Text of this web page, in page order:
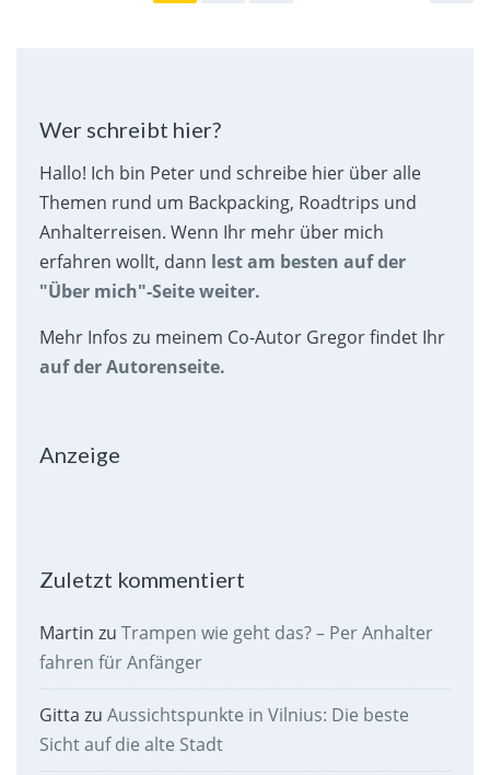
Wer schreibt hier?
Hallo! Ich bin Peter und schreibe hier über alle
Themen rund um Backpacking, Roadtrips und
Anhalterreisen. Wenn Ihr mehr über mich
erfahren wollt, dann lest am besten auf der
"Über mich"-Seite weiter.
Mehr Infos zu meinem Co-Autor Gregor findet Ihr
auf der Autorenseite.
Anzeige
Zuletzt kommentiert
Martin zu Trampen wie geht das? – Per Anhalter
fahren für Anfänger
Gitta zu Aussichtspunkte in Vilnius: Die beste
Sicht auf die alte Stadt